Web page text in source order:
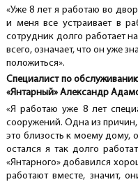
«Уже 8 лет я работаю во
и меня все устраивает в
сотрудник долго работает
всего, означает, что он уже
положиться».
Специалист по
«Янтарный» Александр
«Я работаю уже 8 лет
сооружений. Одна из
это близость к моему дому,
остался я так долго
«Янтарного» добавился
работают вместе, значит,